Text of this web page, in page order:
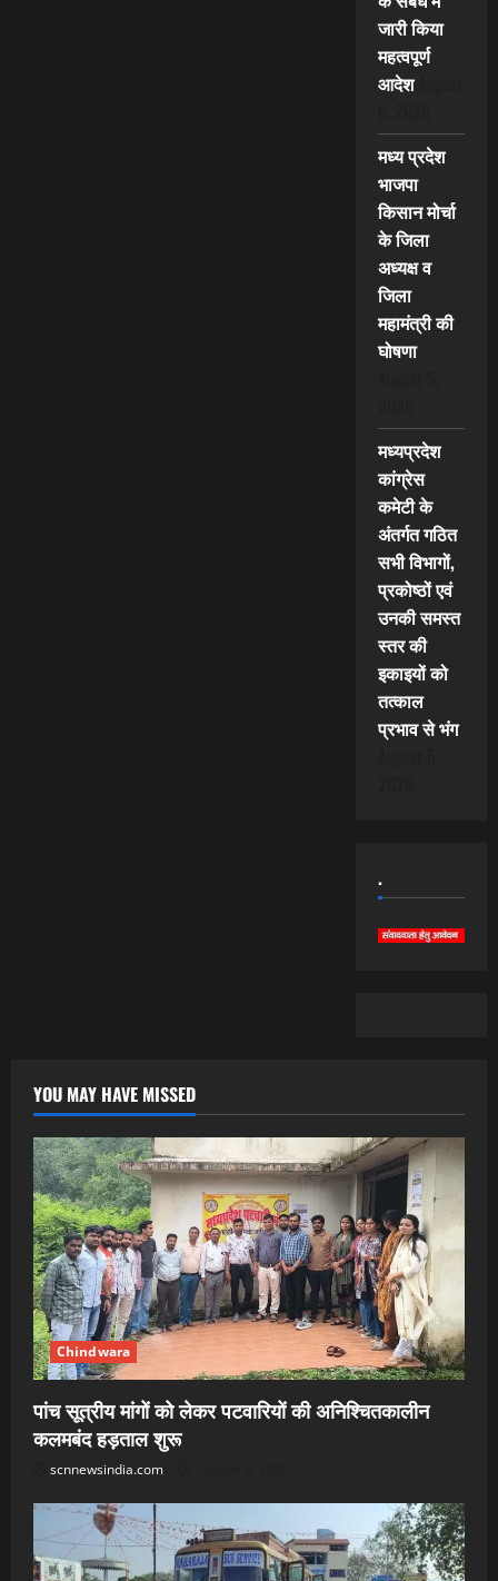
जारी किया
महत्वपूर्ण
आदेश
मध्य प्रदेश
भाजपा
किसान मोर्चा
के जिला
अध्यक्ष व
जिला
महामंत्री की
घोषणा
मध्यप्रदेश
कांग्रेस
कमेटी के
अंतर्गत गठित
सभी विभागों,
प्रकोष्ठों एवं
उनकी समस्त
स्तर की
इकाइयों को
तत्काल
प्रभाव से भंग
.
YOU MAY HAVE MISSED
Chindwara
पांच सूत्रीय मांगों को लेकर पटवारियों की अनिश्चितकालीन
कलमबंद हड़ताल शुरू
scnnewsindia.com